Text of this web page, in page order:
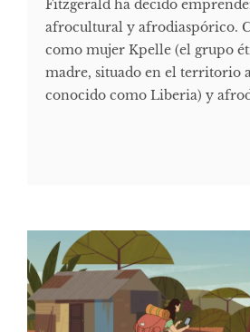
Fitzgerald ha decido
afrocultural y afrodiaspórico.
como mujer Kpelle (el grupo
madre, situado en el territorio
conocido como Liberia) y